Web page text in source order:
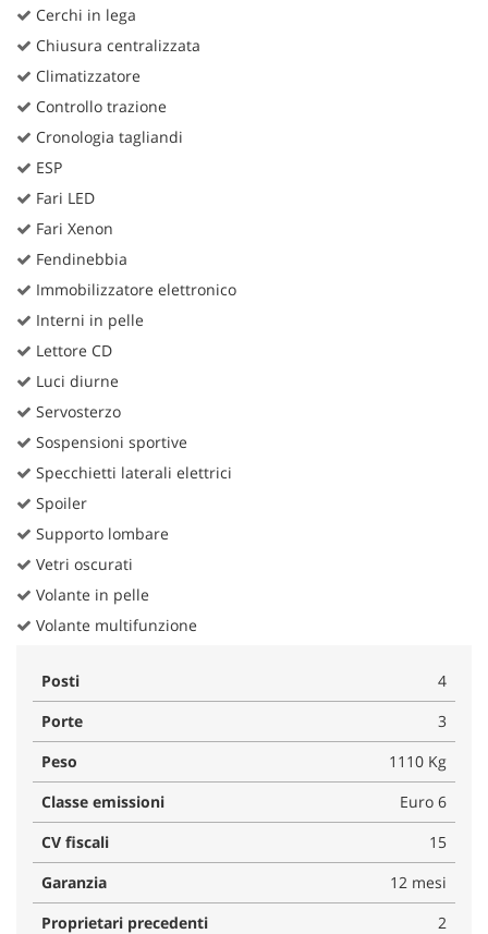
Cerchi in lega
Chiusura centralizzata
Climatizzatore
Controllo trazione
Cronologia tagliandi
ESP
Fari LED
Fari Xenon
Fendinebbia
Immobilizzatore elettronico
Interni in pelle
Lettore CD
Luci diurne
Servosterzo
Sospensioni sportive
Specchietti laterali elettrici
Spoiler
Supporto lombare
Vetri oscurati
Volante in pelle
Volante multifunzione
Posti
4
Porte
3
Peso
1110 Kg
Classe emissioni
Euro 6
CV fiscali
15
Garanzia
12 mesi
Proprietari precedenti
2